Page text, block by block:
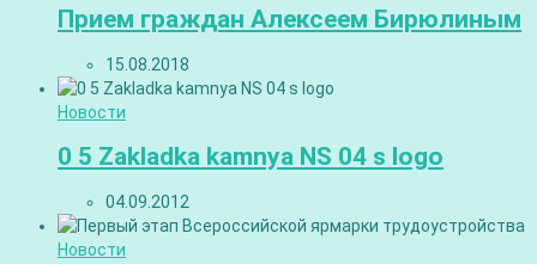
Прием граждан Алексеем Бирюлиным
15.08.2018
Новости
0 5 Zakladka kamnya NS 04 s logo
04.09.2012
Новости